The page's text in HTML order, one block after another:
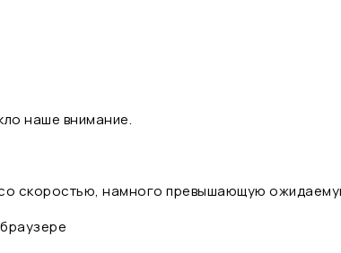
наше внимание.
скоростью, намного превышающую